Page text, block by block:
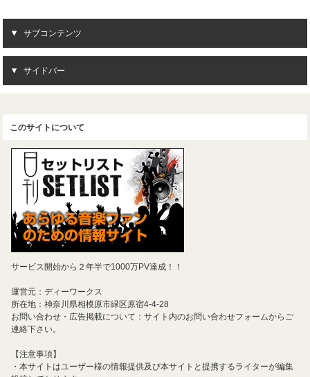
サブコンテンツ
サイドバー
このサイトについて
サービス開始から２年半で1000万PV達成！！
運営元：ディーワークス
所在地：神奈川県相模原市緑区原宿4-4-28
お問い合わせ・広告掲載について：サイト内のお問い合わせフォームからご
連絡下さい。
【注意事項】
・本サイトはユーザー様の情報提供及び本サイトと提携するライターが編集